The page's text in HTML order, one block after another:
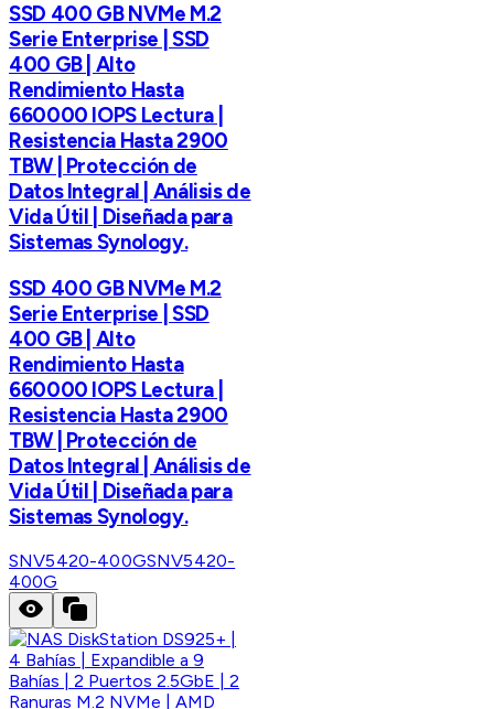
SSD 400 GB NVMe M.2
Serie Enterprise | SSD
400 GB | Alto
Rendimiento Hasta
660000 IOPS Lectura |
Resistencia Hasta 2900
TBW | Protección de
Datos Integral | Análisis de
Vida Útil | Diseñada para
Sistemas Synology.
SSD 400 GB NVMe M.2
Serie Enterprise | SSD
400 GB | Alto
Rendimiento Hasta
660000 IOPS Lectura |
Resistencia Hasta 2900
TBW | Protección de
Datos Integral | Análisis de
Vida Útil | Diseñada para
Sistemas Synology.
SNV5420-400GSNV5420-
400G